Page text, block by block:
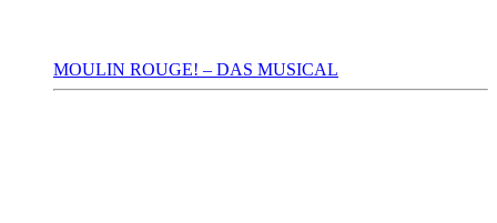
MOULIN ROUGE! – DAS MUSICAL